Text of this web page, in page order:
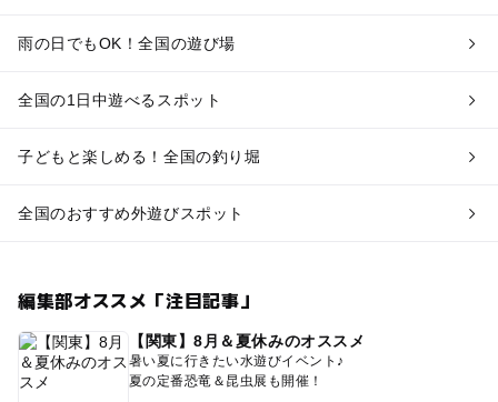
雨の日でもOK！全国の遊び場
全国の1日中遊べるスポット
子どもと楽しめる！全国の釣り堀
全国のおすすめ外遊びスポット
編集部オススメ「注目記事」
【関東】8月＆夏休みのオススメ
暑い夏に行きたい水遊びイベント♪
夏の定番恐竜＆昆虫展も開催！